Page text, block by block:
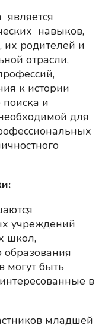
навыков,
их родителей и
отрасли,
к истории
поиска и
для
учреждений
школ,
могут быть
в
младшей